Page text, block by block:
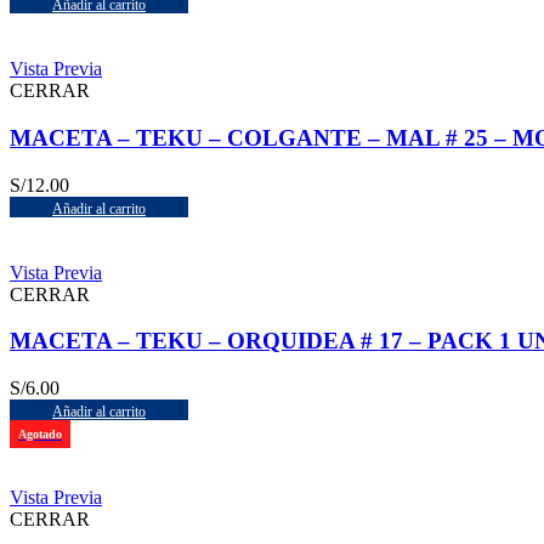
Añadir al carrito
Vista Previa
CERRAR
MACETA – TEKU – COLGANTE – MAL # 25 –
S/12.00
Añadir al carrito
Vista Previa
CERRAR
MACETA – TEKU – ORQUIDEA # 17 – PACK 1
S/6.00
Añadir al carrito
Agotado
Vista Previa
CERRAR